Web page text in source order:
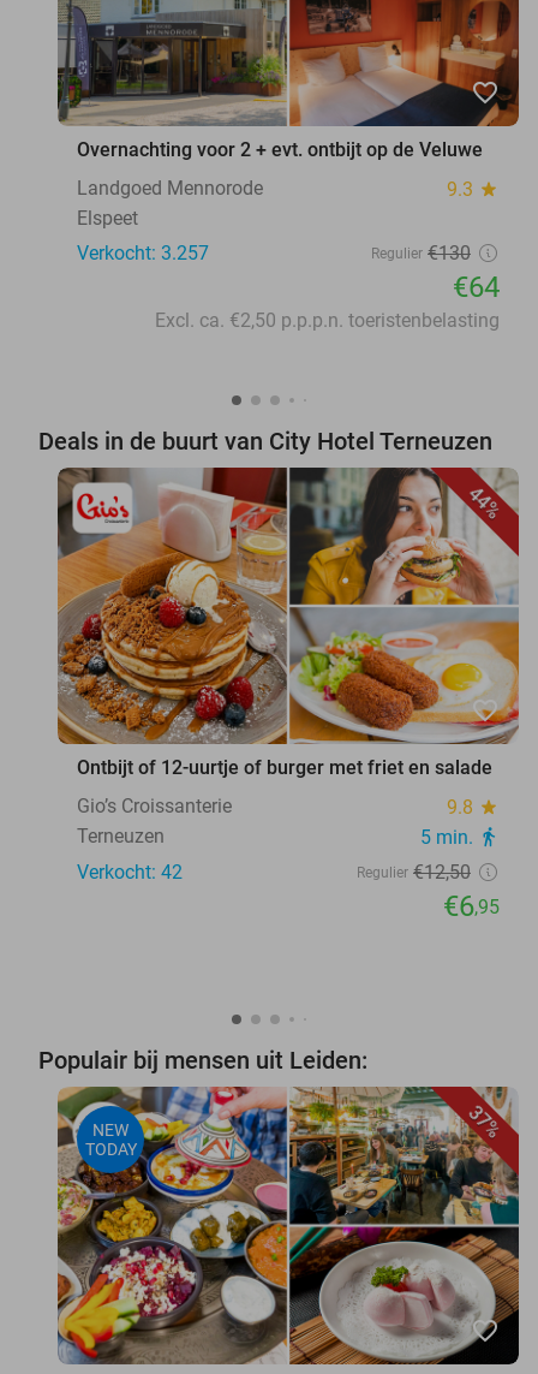
favorite_border
Overnachting voor 2 + evt. ontbijt op de Veluwe
Landgoed Mennorode
9.3 star
Elspeet
Verkocht: 3.257
Regulier €130
€64
Excl. ca. €2,50 p.p.p.n. toeristenbelasting
Deals in de buurt van City Hotel Terneuzen
44%
favorite_border
Ontbijt of 12-uurtje of burger met friet en salade
Gio’s Croissanterie
9.8 star
Terneuzen 5 min. directions_walk
Verkocht: 42 Regulier €12,50
€6,95
Populair bij mensen uit Leiden:
37%
NEW
TODAY
favorite_border